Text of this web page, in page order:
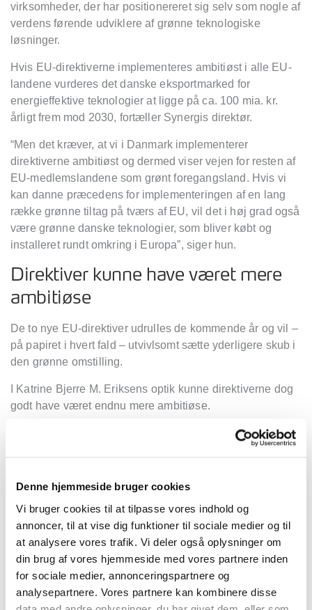
Denne hjemmeside bruger cookies
Vi bruger cookies til at tilpasse vores indhold og
annoncer, til at vise dig funktioner til sociale medier og til
at analysere vores trafik. Vi deler også oplysninger om
din brug af vores hjemmeside med vores partnere inden
for sociale medier, annonceringspartnere og
analysepartnere. Vores partnere kan kombinere disse
virksomheder, der har positionereret sig selv som nogle af
verdens førende udviklere af grønne teknologiske
øsninger.
Hvis EU-direktiverne implementeres ambitiøst i alle EU-
landene vurderes det danske eksportmarked for
energieffektive teknologier at ligge på ca. 100 mia. kr.
årligt frem mod 2030, fortæ ller Synergis direktør.
“Men det kræver, at vi i Danmark implementerer
direktiverne ambitiøst og dermed viser vejen for resten af
EU-medlemslandene som grønt foregangsland. Hvis vi
kan danne præcedens for implementeringen af en lang
række grønne tiltag på tværs af EU, vil det i høj grad også
være grønne danske teknologier, som bliver købt og
installeret rundt omkring i Europa”, siger hun.
Direktiver kunne have været mere
ambitiøse
De to nye EU-direktiver udrulles de kommende år og vil –
på papiret i hvert fald – utvivlsomt sætte yderligere skub i
den grønne omstilling.
I Katrine Bjerre M. Eriksens optik kunne direktiverne dog
godt have været endnu mere ambitiøse.
Den tyske regering trak i sidste øjeblik stikket på
ød, at de
man opbakningen til et energimærkekrav til boligmassen.
energibesparelserne ”, siger hun.
Ift. boligmassen stilles der i bygningsdirektivet altsåikke
et krav til den enkelte boligejer, men et generelt krav til
nationalstaten om at reducere den samlede boligmasse i
gennemsnit med 16 pct. pr. m2 i 2030 og 20-22 pct. pr. m2